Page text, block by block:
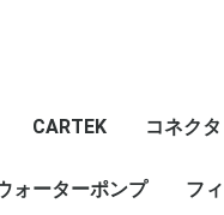
CARTEK
CARTEK
コネクタ
Lambda
Ignition
Injector
Honda
Subaru
Toyota
Mazda
Nissan
Porsche
その他
ォーターポンプ フ